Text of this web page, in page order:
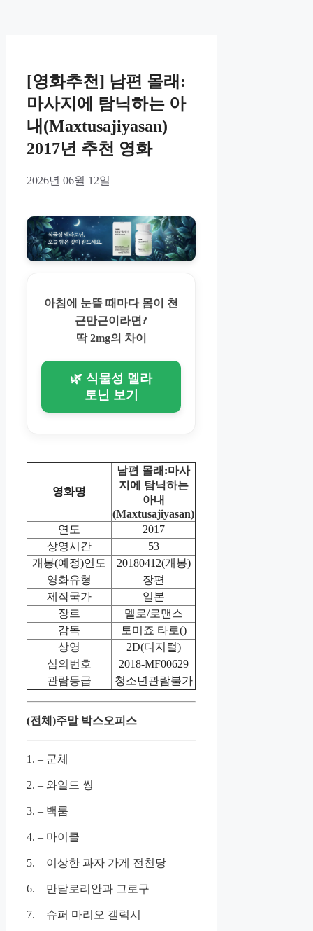
[영화추천] 남편 몰래:
마사지에 탐닉하는 아
내(Maxtusajiyasan)
2017년 추천 영화
2026년 06월 12일
아침에 눈뜰 때마다 몸이 천
근만근이라면?
딱 2mg의 차이
🌿 식물성 멜라
토닌 보기
영화명
남편 몰래:마사
지에 탐닉하는
아내
(Maxtusajiyasan)
연도
2017
상영시간
53
개봉(예정)연도
20180412(개봉)
영화유형
장편
제작국가
일본
장르
멜로/로맨스
감독
토미죠 타로()
상영
2D(디지털)
심의번호
2018-MF00629
관람등급
청소년관람불가
(전체)주말 박스오피스
1. – 군체
2. – 와일드 씽
3. – 백룸
4. – 마이클
5. – 이상한 과자 가게 전천당
6. – 만달로리안과 그로구
7. – 슈퍼 마리오 갤럭시